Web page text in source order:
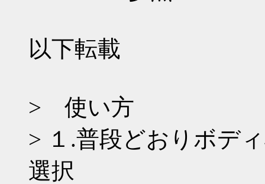
以下転載
> 使い方
> １.普段どおりボデ
選択